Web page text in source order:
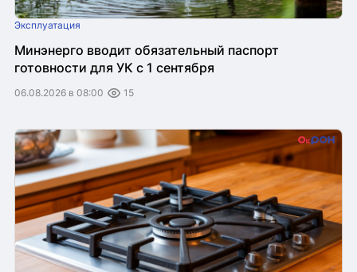
Эксплуатация
Минэнерго вводит обязательный паспорт
готовности для УК с 1 сентября
06.08.2026 в 08:00 15